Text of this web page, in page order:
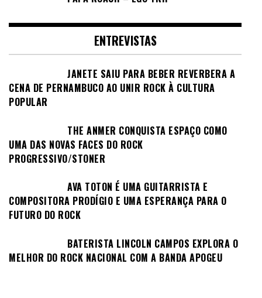
ENTREVISTAS
JANETE SAIU PARA BEBER REVERBERA A
CENA DE PERNAMBUCO AO UNIR ROCK À CULTURA
POPULAR
THE ANMER CONQUISTA ESPAÇO COMO
UMA DAS NOVAS FACES DO ROCK
PROGRESSIVO/STONER
AVA TOTON É UMA GUITARRISTA E
COMPOSITORA PRODÍGIO E UMA ESPERANÇA PARA O
FUTURO DO ROCK
BATERISTA LINCOLN CAMPOS EXPLORA O
MELHOR DO ROCK NACIONAL COM A BANDA APOGEU